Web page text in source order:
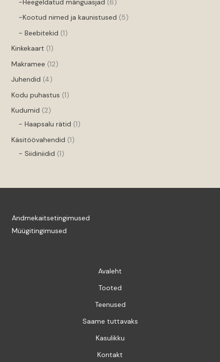
-Heegeldatud mänguasjad 6
-Kootud nimed ja kaunistused 5
- Beebitekid 1
Kinkekaart 1
Makramee 12
Juhendid 4
Kodu puhastus 1
Kudumid 2
- Haapsalu rätid 1
Käsitöövahendid 1
- Siidiniidid 1
Andmekaitsetingimused
Müügitingimused
Avaleht
Tooted
Teenused
Saame tuttavaks
Kasulikku
Kontakt